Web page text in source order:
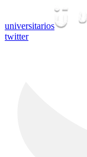
universitarios
twitter